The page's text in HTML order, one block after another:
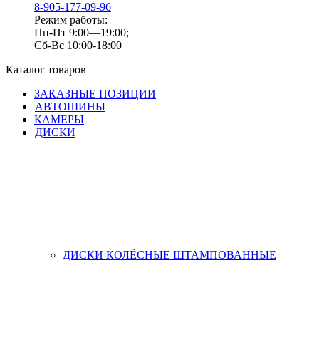
8-905-177-09-96
Режим работы:
Пн-Пт 9:00—19:00;
Сб-Вс 10:00-18:00
Каталог товаров
ЗАКАЗНЫЕ ПОЗИЦИИ
АВТОШИНЫ
КАМЕРЫ
ДИСКИ
ДИСКИ КОЛЁСНЫЕ ШТАМПОВАННЫЕ